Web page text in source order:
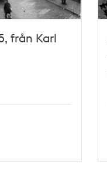
från Karl